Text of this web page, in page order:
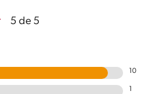
5 de 5
10